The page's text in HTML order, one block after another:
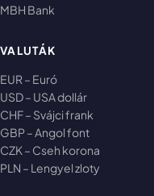
MBH Bank
VALUTÁK
EUR – Euró
USD – USA dollár
CHF – Svájci frank
GBP – Angol font
CZK – Cseh korona
PLN – Lengyel zloty